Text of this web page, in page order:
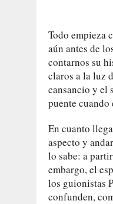
Todo empieza
aún antes de
contarnos su
claros a la luz
cansancio y el
puente
En cuanto
aspecto y
lo sabe: a
embargo, el
los guionistas
confunden,